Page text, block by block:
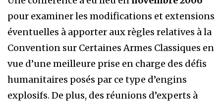
pour examiner les modifications et extensions
éventuelles à apporter aux règles relatives à la
Convention sur Certaines Armes Classiques en
vue d’une meilleure prise en charge des défis
humanitaires posés par ce type d’engins
explosifs. De plus, des réunions d’experts à